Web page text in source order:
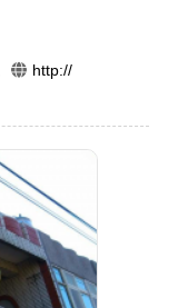
http://